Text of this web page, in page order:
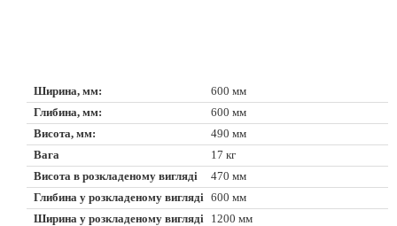
Ширина, мм:
600 мм
Глибина, мм:
600 мм
Висота, мм:
490 мм
Вага
17 кг
Висота в розкладеному вигляді
470 мм
Глибина у розкладеному вигляді
600 мм
Ширина у розкладеному вигляді
1200 мм